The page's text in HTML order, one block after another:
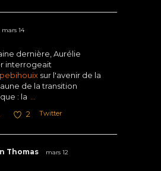
mars 14
dernière, Aurélie
interrogeait
sur l'avenir de la
de la transition
: la
2 Twitter
Thomas mars 12